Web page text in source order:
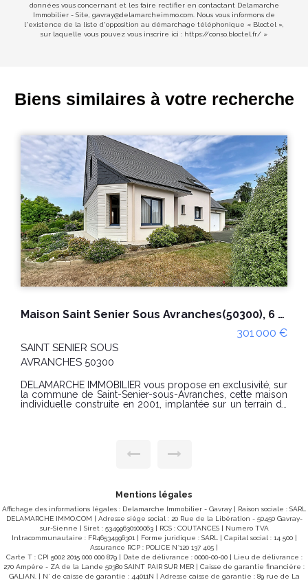
données vous concernant et les faire rectifier en contactant Delamarche
Immobilier - Site, gavray@delamarcheimmo.com. Nous vous informons de
l'existence de la liste d'opposition au démarchage téléphonique « Bloctel »,
sur laquelle vous pouvez vous inscrire ici : https://conso.bloctel.fr/ »
Biens similaires à votre recherche
Maison Saint Senier Sous Avranches(50300), 6 pièce(s) , 115 m2, vie de plain-pied, 668m² de terrain
301 000 €
SAINT SENIER SOUS
AVRANCHES 50300
DELAMARCHE IMMOBILIER vous propose en exclusivité, sur
la commune de Saint-Senier-sous-Avranches, cette maison
individuelle construite en 2001, implantée sur un terrain de
par aérothermie, Assainissement collectif (tout-à-l'égout),
Bardage de la façade sud réalisé en 2015. Performance
énergétique : Classe énergie : B (95) Classe climat : A (3)
Montant estimé des dépenses annuelles d'énergie pour un
usage standard : entre 870 € et 1 180 € par an, prix moyens
des énergies indexés sur les années 2021, 2022 et 2023
(abonnement compris). Prix : 301 000 € (honoraires à la
charge du vendeur) Référence : 10702AB Les informations
sur les risques auxquels ce bien est exposé sont
disponibles sur le site Géorisques :
Mentions légales
Affichage des informations légales : Delamarche Immobilier - Gavray | Raison sociale : SARL
DELAMARCHE IMMO.COM | Adresse siège social : 20 Rue de la Libération - 50450 Gavray-
sur-Sienne | Siret : 53499630100063 | RCS : COUTANCES | Numero TVA
Intracommunautaire : FR46534996301 | Forme juridique : SARL | Capital social : 14 500 |
Assurance RCP : POLICE N°120 137 405 |
Carte T : CPI 5002 2015 000 000 879 | Date de délivrance : 0000-00-00 | Lieu de délivrance :
270 Ampère - ZA de la Lande 50380 SAINT PAIR SUR MER | Caisse de garantie financière :
GALIAN. | N° de caisse de garantie : 44011N | Adresse caisse de garantie : 89 rue de La